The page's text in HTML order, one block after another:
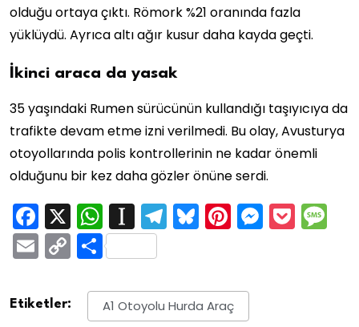
olduğu ortaya çıktı. Römork %21 oranında fazla
yüklüydü. Ayrıca altı ağır kusur daha kayda geçti.
İkinci araca da yasak
35 yaşındaki Rumen sürücünün kullandığı taşıyıcıya da
trafikte devam etme izni verilmedi. Bu olay, Avusturya
otoyollarında polis kontrollerinin ne kadar önemli
olduğunu bir kez daha gözler önüne serdi.
Facebook
X WhatsApp
Instapaper
Telegram
Bluesky
Pinterest
EmailCopy
Link
Share
Etiketler: A1 Otoyolu Hurda Araç